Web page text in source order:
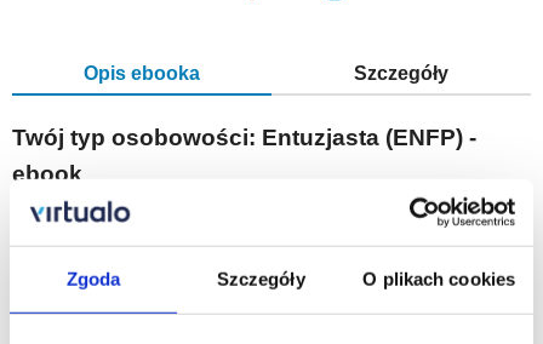
Zgoda Szczegóły O plikach cookies
Opis ebooka Szczegóły
Twój typ osobowości: Entuzjasta (ENFP) -
ebook
Książka „Twój typ osobowości: Entuzjasta (ENFP)” to
kompendium wiedzy na temat „entuzjasty” – jednego z 16
typów osobowości. Jest ona częścią serii, w skład której